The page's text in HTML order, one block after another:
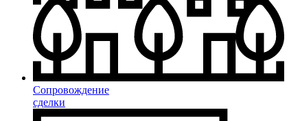
Сопровождение
сделки